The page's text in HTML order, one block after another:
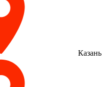
Казань